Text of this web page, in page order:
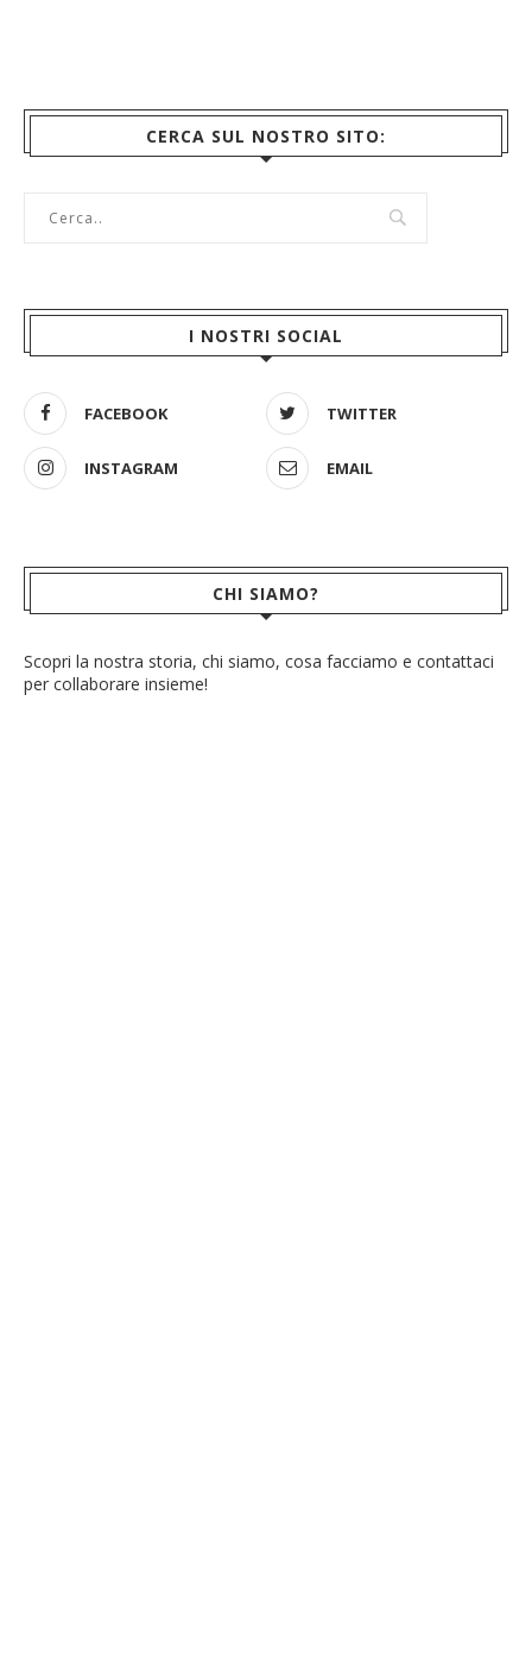
CERCA SUL NOSTRO SITO:
I NOSTRI SOCIAL
FACEBOOK TWITTER
INSTAGRAM EMAIL
CHI SIAMO?
Scopri la nostra storia, chi siamo, cosa facciamo e contattaci
per collaborare insieme!